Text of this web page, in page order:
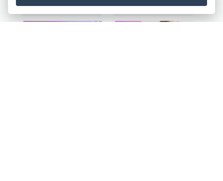
亡兵紀念日介紹Instagram帖子 紫色系世界無煙日宣傳用Instagram帖子